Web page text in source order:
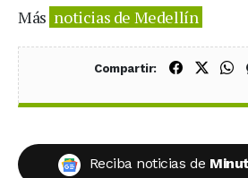
Más noticias de Medellín
Compartir: Compartir
Reciba noticias de